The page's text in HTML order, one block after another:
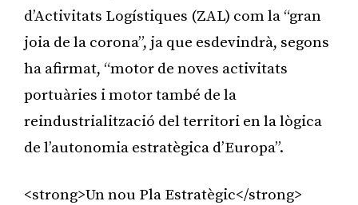
d’Activitats Logístiques (ZAL) com la “gran
joia de la corona”, ja que esdevindrà, segons
ha afirmat, “motor de noves activitats
portuàries i motor també de la
reindustrialització del territori en la lògica
de l’autonomia estratègica d’Europa”.
<strong>Un nou Pla Estratègic</strong>